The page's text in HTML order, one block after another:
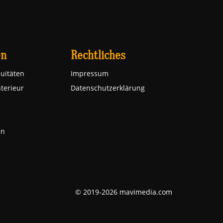
Rechtliches
Impressum
Datenschutzerklärung
© 2019-2026 mavimedia.com